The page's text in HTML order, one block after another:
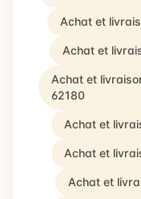
Achat et
Achat et
Achat et
62180
Achat et
Achat et
Achat et